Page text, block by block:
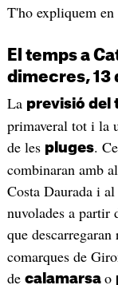
T'ho expliquem en
El temps a
dimecres, 13
La previsió del
primaveral tot i la
de les pluges.
combinaran amb
Costa Daurada i
nuvolades a partir
que
comarques de
de calamarsa o